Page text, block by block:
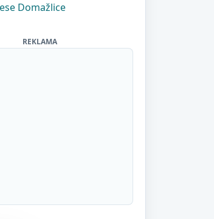
Domažlice
REKLAMA